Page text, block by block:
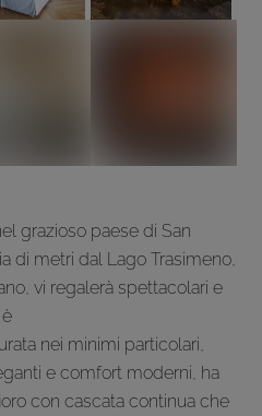
grazioso paese di San
di metri dal Lago Trasimeno,
vi regalerà spettacolari e
nei minimi particolari,
e comfort moderni, ha
con cascata continua che